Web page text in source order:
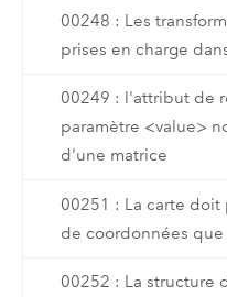
00248 : Les
prises en charge
00249 : l'attribut de
paramètre <value>
d'une matrice
00251 : La carte doit
de coordonnées
00252 : La structure